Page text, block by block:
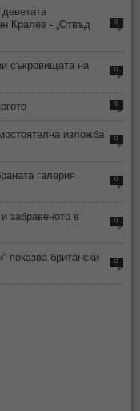
Кралев - „Отвъд
0
съкровищата на
0
0
изложба
0
галерия
0
забравеното в
0
показва британски
0